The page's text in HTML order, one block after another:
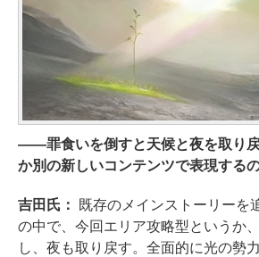
――罪食いを倒すと天候と夜を取り
か別の新しいコンテンツで表現する
吉田氏：
既存のメインストーリーを
の中で、今回エリア攻略型というか
し、夜も取り戻す。全面的に光の勢